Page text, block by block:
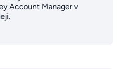
Account Manager v